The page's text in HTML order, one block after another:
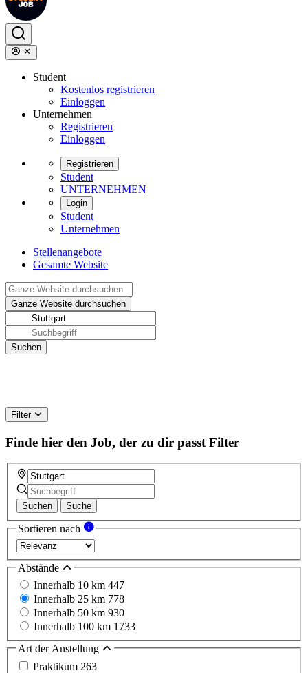
Student
Kostenlos registrieren
Einloggen
Unternehmen
Registrieren
Einloggen
Registrieren
Student
UNTERNEHMEN
Login
Student
Unternehmen
Stellenangebote
Gesamte Website
Filter
Finde hier den Job, der zu dir passt Filter
Suchen Suche
Sortieren nach
Abstände
Innerhalb 10 km 447
Innerhalb 25 km 778
Innerhalb 50 km 930
Innerhalb 100 km 1733
Art der Anstellung
Praktikum 263